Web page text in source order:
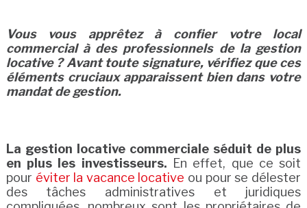
Vous vous apprêtez à confier votre local
commercial à des professionnels de la gestion
locative ? Avant toute signature, vérifiez que ces
éléments cruciaux apparaissent bien dans votre
mandat de gestion.
La gestion locative commerciale séduit de plus
en plus les investisseurs. En effet, que ce soit
pour éviter la vacance locative ou pour se délester
des tâches administratives et juridiques